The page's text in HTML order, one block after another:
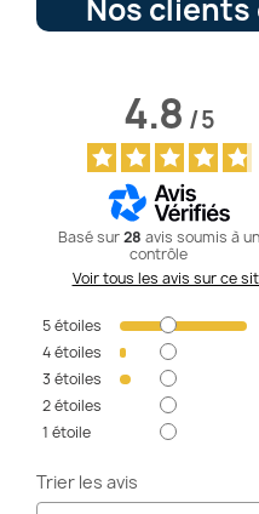
Nos clients
4.8/5
Basé sur28 avis soumis à un
contrôle
Voir tous les avis sur ce
5étoiles
4étoiles
3 étoiles
2étoiles
1 étoile
Trier les avis